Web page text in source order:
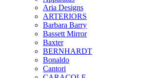
Aria Designs
ARTERIORS
Barbara Barry
Bassett Mirror
Baxter
BERNHARDT
Bonaldo
Cantori